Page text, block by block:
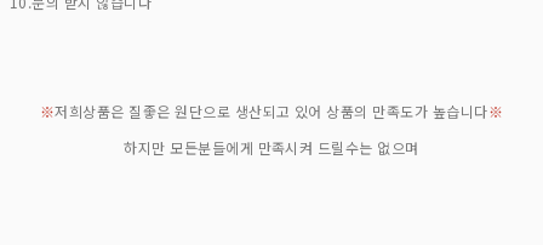
※저희상품은 질좋은 원단으로 생산되고 있어 상품의 만족도가 높습니다※
하지만 모든분들에게 만족시켜 드릴수는 없으며